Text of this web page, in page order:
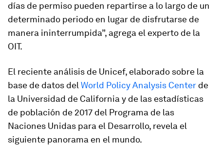
días de permiso pueden repartirse a lo largo de un
determinado periodo en lugar de disfrutarse de
manera ininterrumpida”, agrega el experto de la
OIT.
El reciente análisis de Unicef, elaborado sobre la
base de datos del World Policy Analysis Center de
la Universidad de California y de las estadísticas
de población de 2017 del Programa de las
Naciones Unidas para el Desarrollo, revela el
siguiente panorama en el mundo.